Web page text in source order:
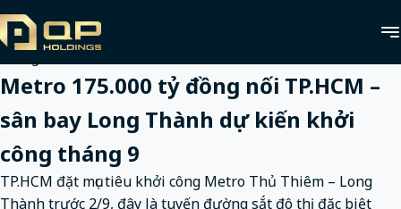
Trang chủ
đồng nối TP.HCM – sân bay Long Thành dự kiến khởi công
Metro 175.000 tỷ đồng nối TP.HCM –
sân bay Long Thành dự kiến khởi
công tháng 9
TP.HCM đặt mục tiêu khởi công Metro Thủ Thiêm – Long
Thành trước 2/9, đây là tuyến đường sắt đô thị đặc biệt